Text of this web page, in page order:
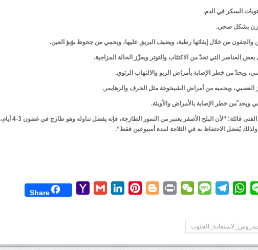
السكر في الدم.
بشكل صحي.
والجفون من خلال إبقائها رطبة، ويضيف البريق عليها، ويحمي من جحوظ بؤبؤ العين.
العناصر التي تحدّ من الاكتئاب والتوتر ويعزّز الحالة المزاجية.
ويحدّ من خطر الإصابة بأمراض الربو والالتهاب الرئوي.
ويحميه من أمراض الشيخوخة مثل الخرف والزهايمر.
ويحد ّمن خطر الإصابة بالأمراض والأوبئة.
وتشير الاختصاصية ميرنا الفتى قائلة: “لأن البلح الأصفر يعتبر من التمور الطازجة، فإنه يفضل تناوله وهو طازج في غضون 3-4 أيام،
يُفضل الاحتفاظ به في الثلاجة لمدة أسبوعين فقط”.
Line
WhatsApp
Telegram
Message
WeChat
Print
Blogger
Pinterest
LinkedIn
Gmail
Yahoo
Share